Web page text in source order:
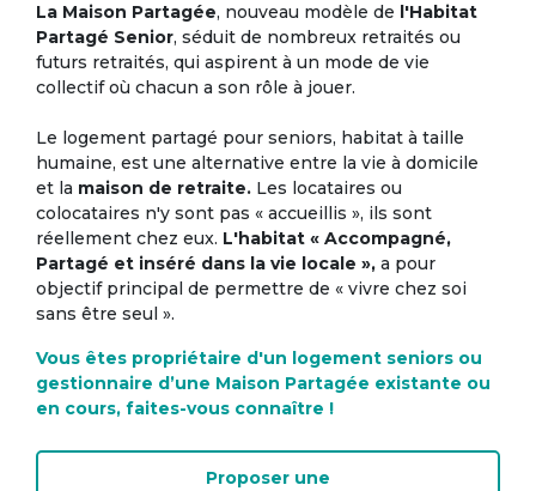
La Maison Partagée, nouveau modèle de l'Habitat
Partagé Senior, séduit de nombreux retraités ou
futurs retraités, qui aspirent à un mode de vie
collectif où chacun a son rôle à jouer.
Le logement partagé pour seniors, habitat à taille
humaine, est une alternative entre la vie à domicile
et la maison de retraite. Les locataires ou
colocataires n'y sont pas « accueillis », ils sont
réellement chez eux. L'habitat « Accompagné,
Partagé et inséré dans la vie locale », a pour
objectif principal de permettre de « vivre chez soi
sans être seul ».
Vous êtes propriétaire d'un logement seniors ou
gestionnaire d’une Maison Partagée existante ou
en cours, faites-vous connaître !
Proposer une